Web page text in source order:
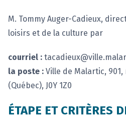
M. Tommy Auger-Cadieux,
loisirs et de la culture par
courriel :
la poste : Ville de Malartic,
(Québec), J0Y 1Z0
ÉTAPE ET CRITÈRES